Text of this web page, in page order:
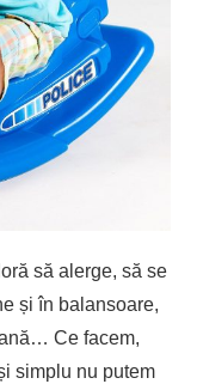
să alerge, să se
și în balansoare,
Ce facem,
simplu nu putem